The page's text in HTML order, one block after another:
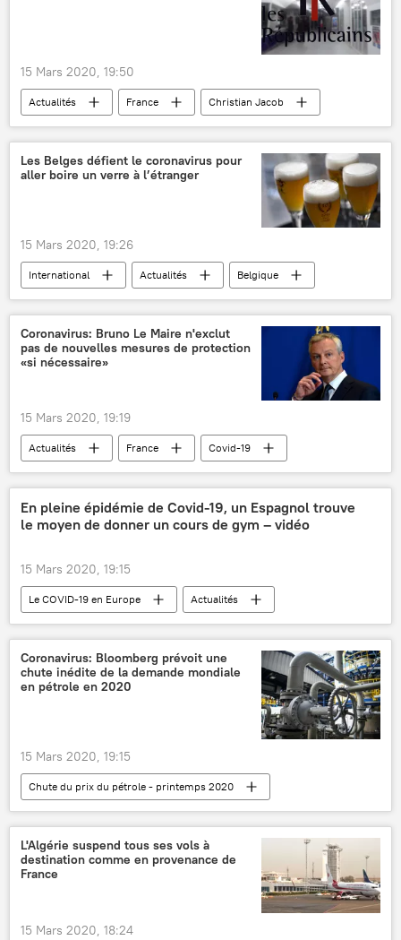
15 Mars 2020, 19:50
Actualités France
Christian Jacob
Covid-19
Propagation du coronavirus en France
Les Belges défient le coronavirus pour
aller boire un verre à l’étranger
15 Mars 2020, 19:26
International Actualités
Belgique
Covid-19
frontière
pandémie
Jan Jambon
France
Pays-Bas
Le COVID-19 en Europe
Coronavirus: Bruno Le Maire n'exclut
pas de nouvelles mesures de protection
«si nécessaire»
15 Mars 2020, 19:19
Actualités France
Covid-19
mesures supplémentaires
Bruno Le Maire
Propagation du coronavirus en France
En pleine épidémie de Covid-19, un Espagnol trouve
le moyen de donner un cours de gym – vidéo
15 Mars 2020, 19:15
Le COVID-19 en Europe
Actualités
International
Société
Espagne
Covid-19
coronavirus SARS-CoV-2
Italie
Coronavirus: Bloomberg prévoit une
chute inédite de la demande mondiale
en pétrole en 2020
15 Mars 2020, 19:15
Chute du prix du pétrole - printemps 2020
économie
Actualités
pétrole
prix du pétrole
Bloomberg
marché pétrolier
L'Algérie suspend tous ses vols à
destination comme en provenance de
France
15 Mars 2020, 18:24